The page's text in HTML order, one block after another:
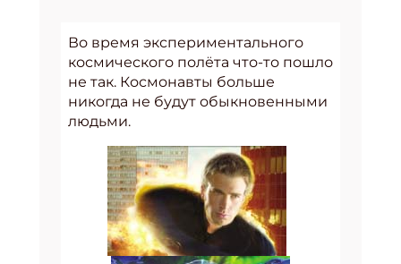
Во время экспериментального
космического полёта что-то пошло
не так. Космонавты больше
никогда не будут обыкновенными
людьми.